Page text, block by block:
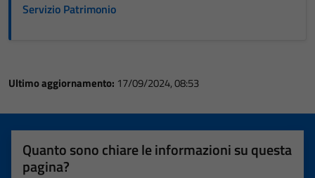
Servizio Patrimonio
Ultimo aggiornamento: 17/09/2024, 08:53
Quanto sono chiare le informazioni su questa
pagina?